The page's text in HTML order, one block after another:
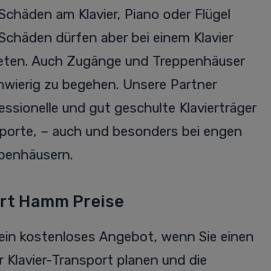
am Klavier, Piano oder Flügel
dürfen aber bei einem Klavier
Auch Zugänge und Treppenhäuser
zu begehen. Unsere Partner
und gut geschulte Klavierträger
– auch und besonders bei engen
Hamm Preise
kostenloses Angebot, wenn Sie einen
Klavier-Transport planen und die